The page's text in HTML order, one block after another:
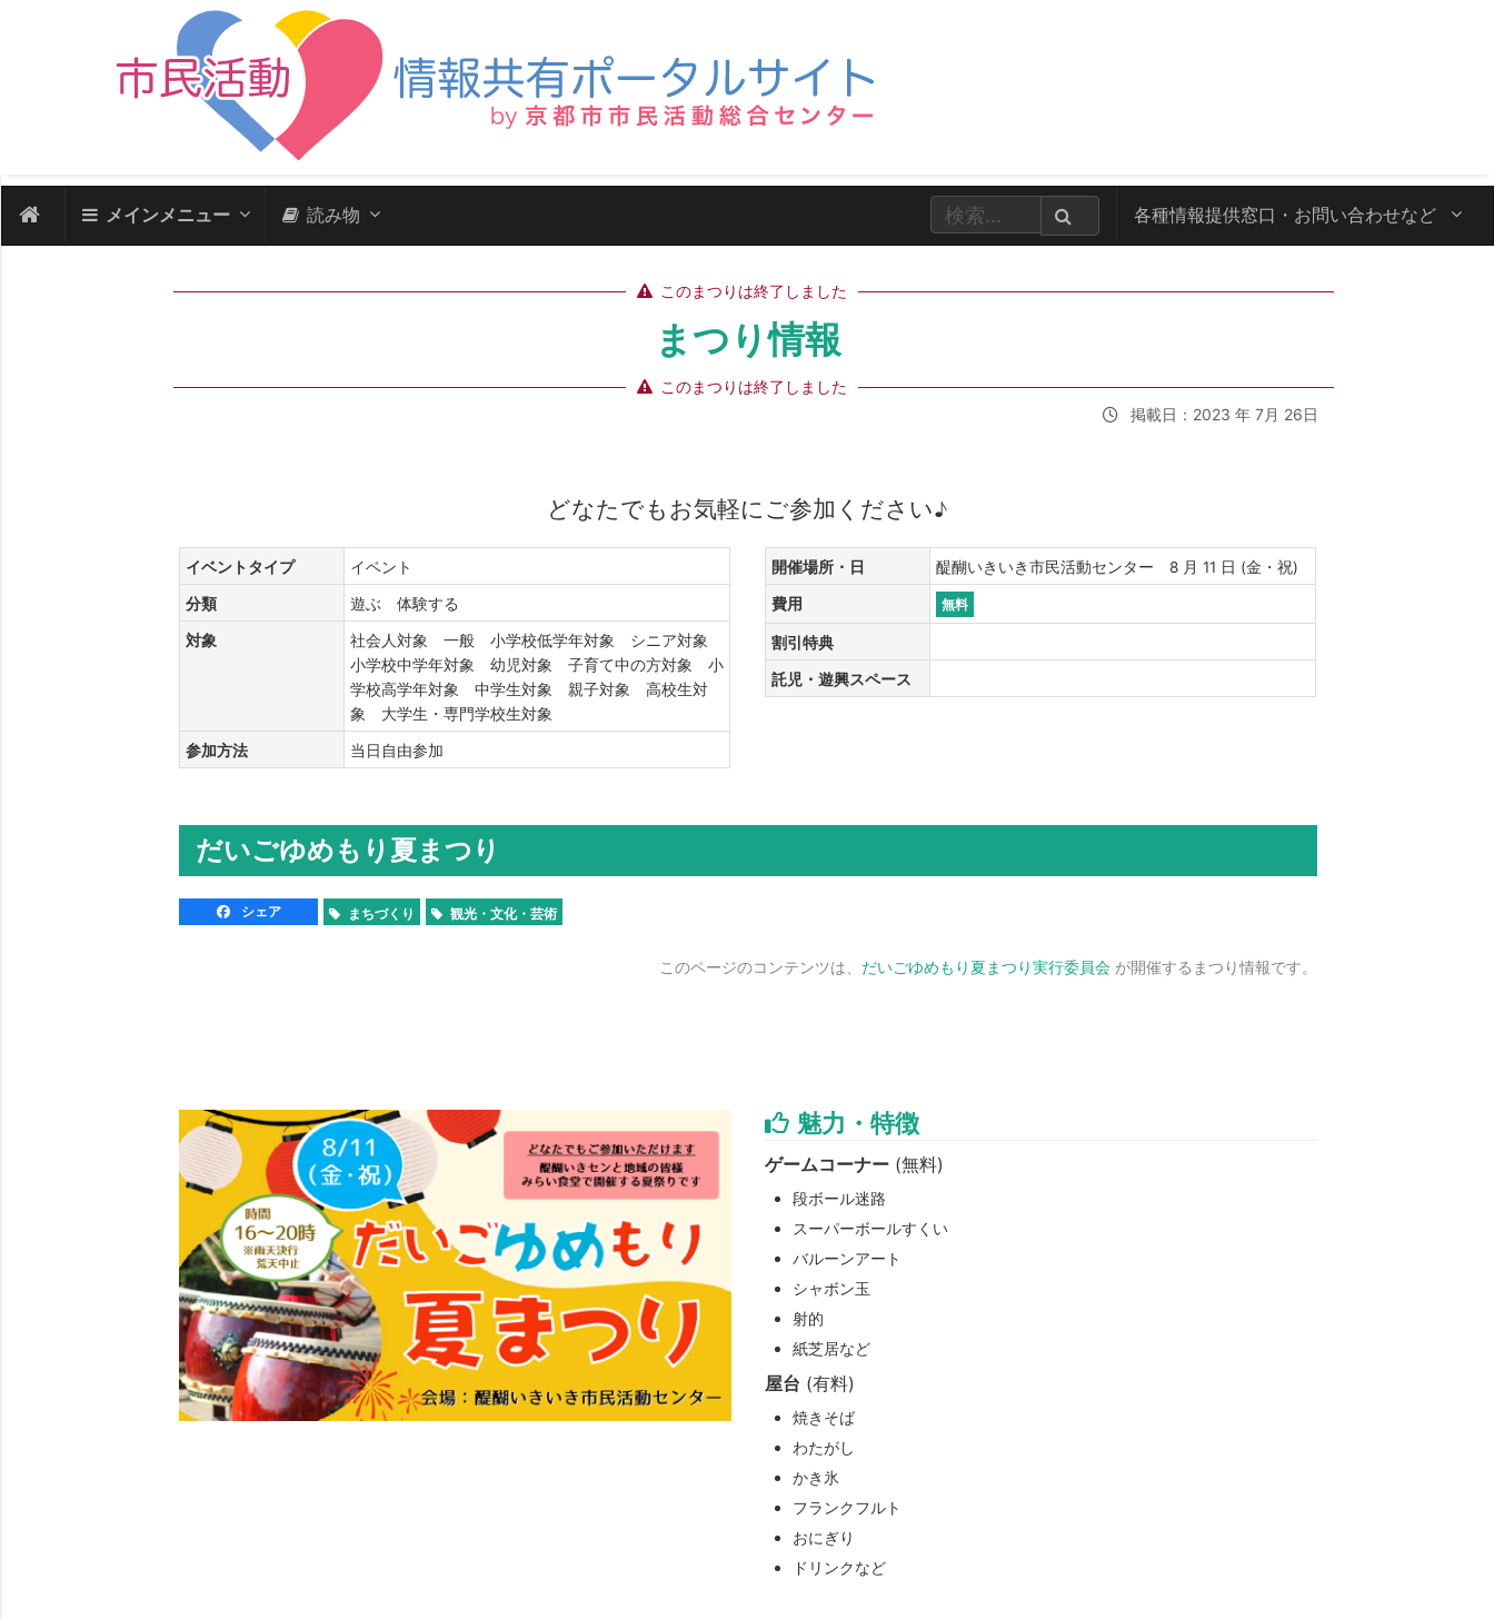
メインメニュー 読み物 各種情報提供窓口・ お問い合わせなど
このまつりは終了しました
まつり情報
このまつりは終了しました
掲載日：2023 年 7月 26日
どなたでもお気軽にご参加ください♪
イベントタイプ イベント
分類 遊ぶ 体験する
対象
社会人対象 一般 小学校低学年対象 シニア対象
小学校中学年対象 幼児対象 子育て中の方対象 小
学校高学年対象 中学生対象 親子対象 高校生対
象 大学生・専門学校生対象
参加方法 当日自由参加
開催場所・日 醍醐いきいき市民活動センター 8 月 11 日 (金・祝)
費用 無料
割引特典
託児・遊興スペース
だいごゆめもり夏まつり
シェア まちづくり 観光・文化・芸術
このページのコンテンツは、 だいごゆめもり夏まつり実行委員会が開催するまつり情報です。
魅力・特徴
ゲームコーナー(無料)
段ボール迷路
スーパーボールすくい
バルーンアート
シャボン玉
射的
紙芝居など
屋台 (有料)
焼きそば
わたがし
かき氷
フランクフルト
おにぎり
ドリンクなど